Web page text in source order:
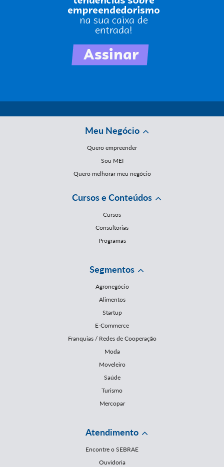
Meu Negócio
Quero empreender
Sou MEI
Quero melhorar meu negócio
Cursos e Conteúdos
Cursos
Consultorias
Programas
Segmentos
Agronegócio
Alimentos
Startup
E-Commerce
Franquias / Redes de Cooperação
Moda
Moveleiro
Saúde
Turismo
Mercopar
Atendimento
Encontre o SEBRAE
Ouvidoria